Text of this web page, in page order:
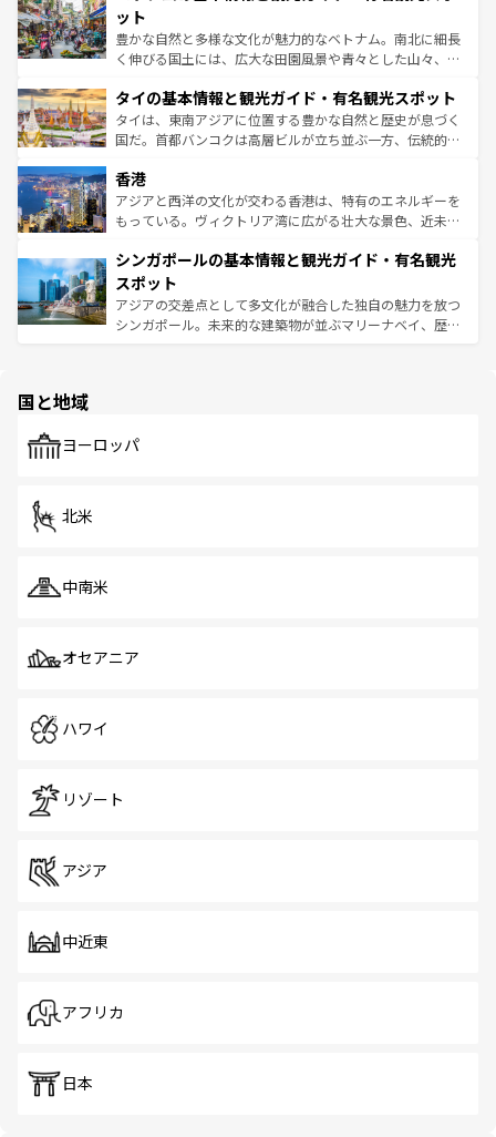
照してほしい。
できる。そして、キムチや焼肉、絶品のストリートフード
まで、さまざまな韓国料理が待っている。夜には、韓国な
らではのナイトライフも堪能できる。あたたかいホスピタ
わってみてほしい。 なお、新着の韓国情報はコンテンツ一
覧 を参照してほしい。
ット
豊かな自然と多様な文化が魅力的なベトナム。南北に細長
く伸びる国土には、広大な田園風景や青々とした山々、世
急速な発展と共に伝統が息づく。ハノイの古い町並みやホ
ーチミン市のフランス統治時代の建物も、独特の雰囲気を
醸し出している。また、バラエティの豊かさとおいしさで
とつ。フォーやバインミー、ベトナムコーヒーなどは、ぜ
ひ現地で味わいたい。どの地域を訪れてもあたたかい人々
が旅行者を迎えてくれるので、きっと忘れられない旅にな
参照してほしい。
タイの基本情報と観光ガイド・有名観光スポット
タイは、東南アジアに位置する豊かな自然と歴史が息づく
国だ。首都バンコクは高層ビルが立ち並ぶ一方、伝統的な
の活気が交差している。北部ではチェンマイなどの山岳地
帯で自然と触れ合い、南部ではプーケットやクラビの美し
いビーチでリゾート気分を楽しむことができる。タイ料理
激する。気候は一年中温暖で、どの季節にも異なる楽しみ
が待っている。親しみやすいタイの人々、仏教を中心とし
た文化、そして多様な観光資源が、訪れる旅人を魅了し続
ける。 なお、新着のタイ情報はコンテンツ一覧を参照して
香港
アジアと西洋の文化が交わる香港は、特有のエネルギーを
もっている。ヴィクトリア湾に広がる壮大な景色、近未来
み、どこを訪れても感動するはず。観光スポットが密集し
ており、効率よく見どころを回れるのも魅力。息をのむよ
うな絶景から文化的な体験まで、香港を存分に楽しみ尽く
そう。 なお、新着の香港情報はコンテンツ一覧を参照して
シンガポールの基本情報と観光ガイド・有名観光
スポット
アジアの交差点として多文化が融合した独自の魅力を放つ
シンガポール。未来的な建築物が並ぶマリーナベイ、歴史
で、ホーカーズは地元の風情を楽しめる外せないスポット
国と地域
ヨーロッパ
北米
中南米
オセアニア
ハワイ
リゾート
アジア
中近東
アフリカ
日本